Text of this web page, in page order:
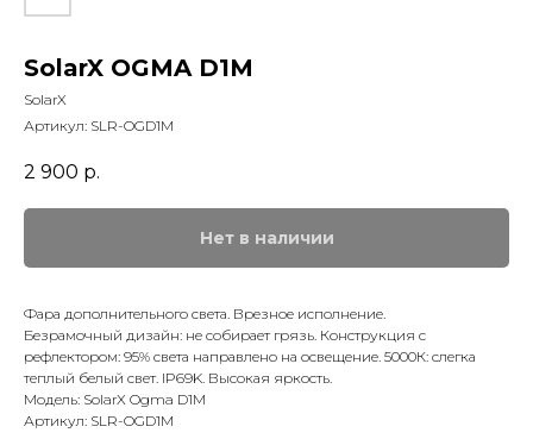
SolarX OGMA D1M
SolarX
Артикул: SLR-OGD1M
2 900 р.
Нет в наличии
Фара дополнительного света. Врезное исполнение.
Безрамочный дизайн: не собирает грязь. Конструкция с
рефлектором: 95% света направлено на освещение. 5000К: слегка
теплый белый свет. IP69K. Высокая яркость.
Модель: SolarX Ogma D1M
Артикул: SLR-OGD1M